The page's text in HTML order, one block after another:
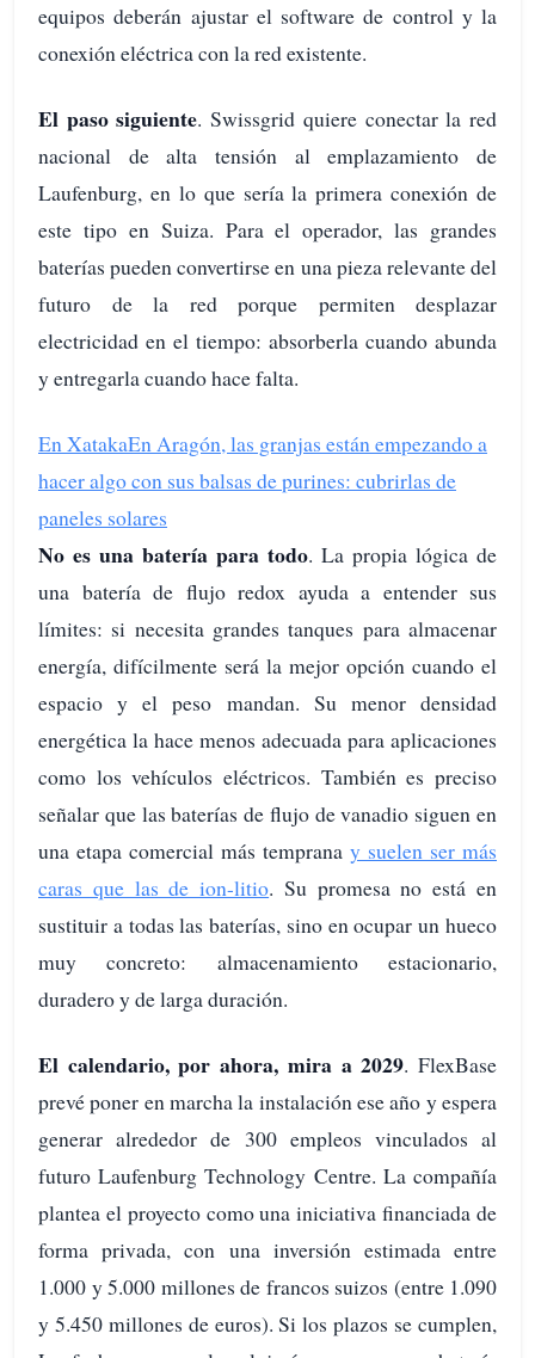
equipos deberán ajustar el software de control y la
conexión eléctrica con la red existente.
El paso siguiente. Swissgrid quiere conectar la red
nacional de alta tensión al emplazamiento de
Laufenburg, en lo que sería la primera conexión de
este tipo en Suiza. Para el operador, las grandes
baterías pueden convertirse en una pieza relevante del
futuro de la red porque permiten desplazar
electricidad en el tiempo: absorberla cuando abunda
y entregarla cuando hace falta.
En XatakaEn Aragón, las granjas están empezando a
hacer algo con sus balsas de purines: cubrirlas de
paneles solares
No es una batería para todo. La propia lógica de
una batería de flujo redox ayuda a entender sus
límites: si necesita grandes tanques para almacenar
energía, difícilmente será la mejor opción cuando el
espacio y el peso mandan. Su menor densidad
energética la hace menos adecuada para aplicaciones
como los vehículos eléctricos. También es preciso
señalar que las baterías de flujo de vanadio siguen en
una etapa comercial más temprana y suelen ser más
caras que las de ion-litio. Su promesa no está en
sustituir a todas las baterías, sino en ocupar un hueco
muy concreto: almacenamiento estacionario,
duradero y de larga duración.
El calendario, por ahora, mira a 2029. FlexBase
prevé poner en marcha la instalación ese año y espera
generar alrededor de 300 empleos vinculados al
futuro Laufenburg Technology Centre. La compañía
plantea el proyecto como una iniciativa financiada de
forma privada, con una inversión estimada entre
1.000 y 5.000 millones de francos suizos (entre 1.090
y 5.450 millones de euros). Si los plazos se cumplen,